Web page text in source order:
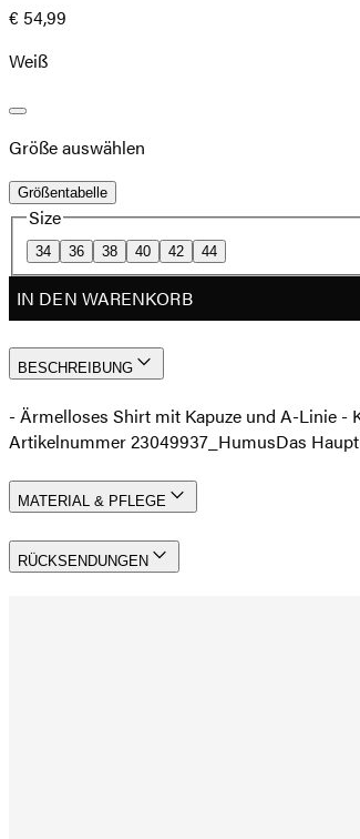
€ 54,99
Weiß
Größe auswählen
Größentabelle
Size
34 36 38 40 42 44
IN DEN WARENKORB
BESCHREIBUNG
- Ärmelloses Shirt mit Kapuze und A-Linie -
Artikelnummer 23049937_HumusDas
MATERIAL & PFLEGE
RÜCKSENDUNGEN